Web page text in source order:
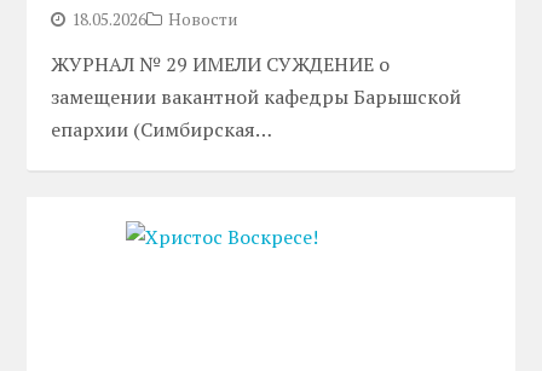
18.05.2026 Новости
ЖУРНАЛ № 29 ИМЕЛИ СУЖДЕНИЕ о
замещении вакантной кафедры Барышской
епархии (Симбирская…